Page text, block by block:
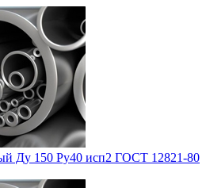
Ду 150 Ру40 исп2 ГОСТ 12821-80